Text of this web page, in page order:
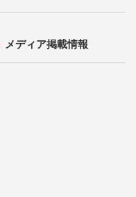
メディア掲載情報